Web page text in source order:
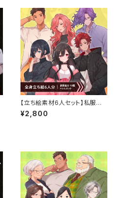
【立ち絵素材6人セット】私服姿
などの10代〜20代・男性女性キ
ャラクターイラストセットA・大学
¥2,800